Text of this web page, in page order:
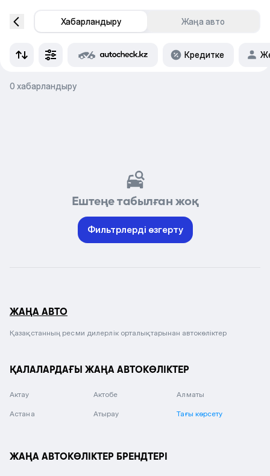
Хабарландыру Жаңа авто
Кредитке
0 хабарландыру
Ештеңе табылған жоқ
Фильтрлерді өзгерту
ЖАҢА АВТО
Қазақстанның ресми дилерлік орталықтарынан автокөліктер
ҚАЛАЛАРДАҒЫ ЖАҢА АВТОКӨЛІКТЕР
Актау Актобе Алматы
Астана Атырау Тағы көрсету
ЖАҢА АВТОКӨЛІКТЕР БРЕНДТЕРІ